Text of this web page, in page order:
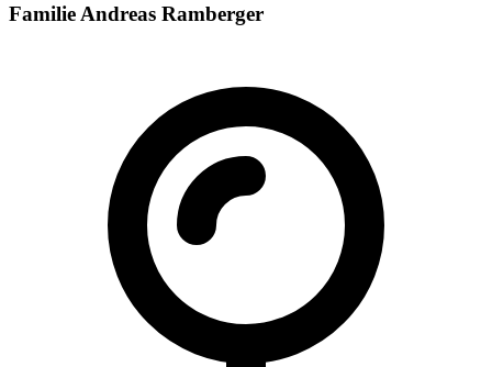
Familie Andreas Ramberger